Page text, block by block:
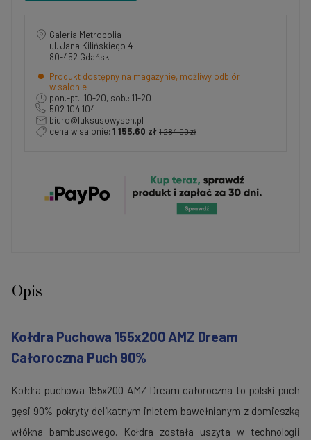
Galeria Metropolia
ul. Jana Kilińskiego 4
80-452 Gdańsk
Produkt dostępny na magazynie, możliwy odbiór
w salonie
pon.-pt.: 10-20, sob.: 11-20
502 104 104
biuro@luksusowysen.pl
cena w salonie: 1 155,60 zł 1 284,00 zł
Opis
Kołdra Puchowa 155x200 AMZ Dream
Całoroczna Puch 90%
Kołdra puchowa 155x200 AMZ Dream całoroczna to polski puch
gęsi 90% pokryty delikatnym inletem bawełnianym z domieszką
włókna bambusowego. Kołdra została uszyta w technologii